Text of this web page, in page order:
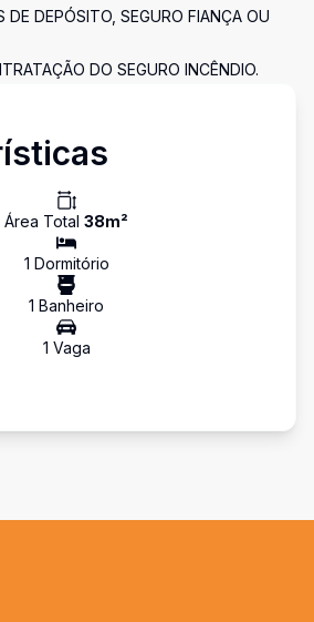
DE DEPÓSITO, SEGURO FIANÇA OU
DO SEGURO INCÊNDIO.
Área Total 38m²
1 Dormitório
1 Banheiro
1 Vaga